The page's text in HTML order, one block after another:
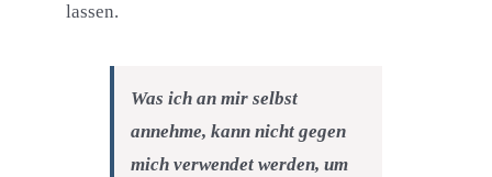
lassen.
Was ich an mir selbst
annehme, kann nicht gegen
mich verwendet werden, um